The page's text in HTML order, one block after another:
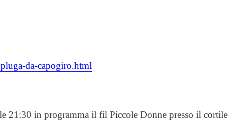
da-capogiro.html
21:30 in programma il fil Piccole Donne presso il cortile